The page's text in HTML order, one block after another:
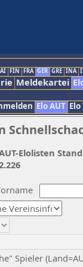
FIN FRA GER GRE INA
Meldekartei
Elo AUT
Spieler
Elolisten